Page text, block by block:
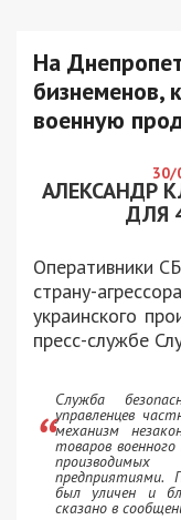
На
бизнеменов,
военную
30/
АЛЕКСАНДР
ДЛЯ
Оперативники
страну-
украинского
пресс-службе
Служба
управленцев
механизм
товаров военного
производимых
предприятиями.
был уличен и
сказано в